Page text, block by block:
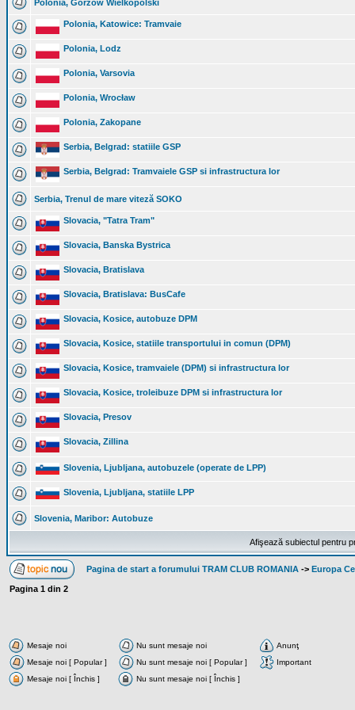
Polonia, Gorzów Wielkopolski
Polonia, Katowice: Tramvaie
Polonia, Lodz
Polonia, Varsovia
Polonia, Wrocław
Polonia, Zakopane
Serbia, Belgrad: statiile GSP
Serbia, Belgrad: Tramvaiele GSP si infrastructura lor
Serbia, Trenul de mare viteză SOKO
Slovacia, "Tatra Tram"
Slovacia, Banska Bystrica
Slovacia, Bratislava
Slovacia, Bratislava: BusCafe
Slovacia, Kosice, autobuze DPM
Slovacia, Kosice, statiile transportului in comun (DPM)
Slovacia, Kosice, tramvaiele (DPM) si infrastructura lor
Slovacia, Kosice, troleibuze DPM si infrastructura lor
Slovacia, Presov
Slovacia, Zillina
Slovenia, Ljubljana, autobuzele (operate de LPP)
Slovenia, Ljubljana, statiile LPP
Slovenia, Maribor: Autobuze
Afişează subiectul pentru
Pagina de start a forumului TRAM CLUB ROMANIA -> Europa
Pagina 1 din 2
Mesaje noi Nu sunt mesaje noi
Anunţ
Mesaje noi [ Popular ]
Nu sunt mesaje noi [ Popular ]
Important
Mesaje noi [ Închis ]
Nu sunt mesaje noi [ Închis ]